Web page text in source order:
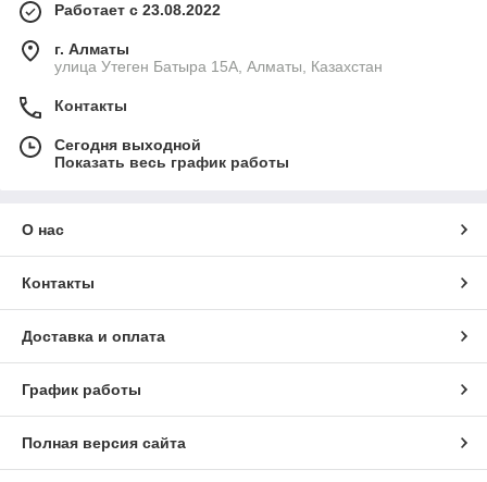
Работает с 23.08.2022
г. Алматы
улица Утеген Батыра 15А, Алматы, Казахстан
Контакты
Сегодня выходной
Показать весь график работы
О нас
Контакты
Доставка и оплата
График работы
Полная версия сайта